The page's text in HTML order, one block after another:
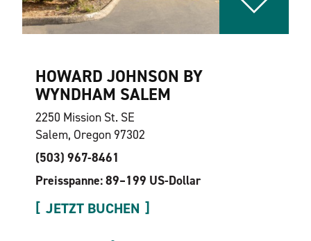
HOWARD JOHNSON BY
WYNDHAM SALEM
2250 Mission St. SE
Salem, Oregon 97302
(503) 967-8461
Preisspanne: 89–199 US-Dollar
JETZT BUCHEN